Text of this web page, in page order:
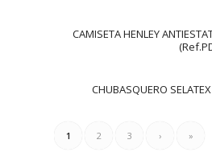
CAMISETA HENLEY
CHUBASQUERO
1 2 3 › »